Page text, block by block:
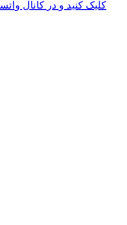
کلیک کنید و در کانال